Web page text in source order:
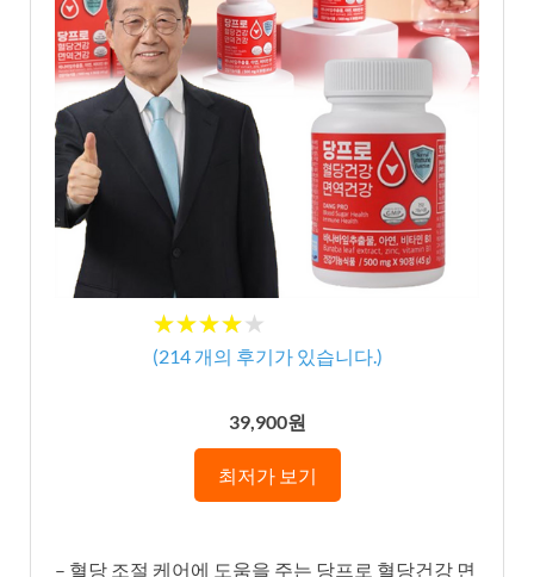
★★★★★
★★★★★
(214개의 후기가 있습니다.)
39,900원
최저가 보기
– 혈당 조절 케어에 도움을 주는 당프로 혈당건강 면